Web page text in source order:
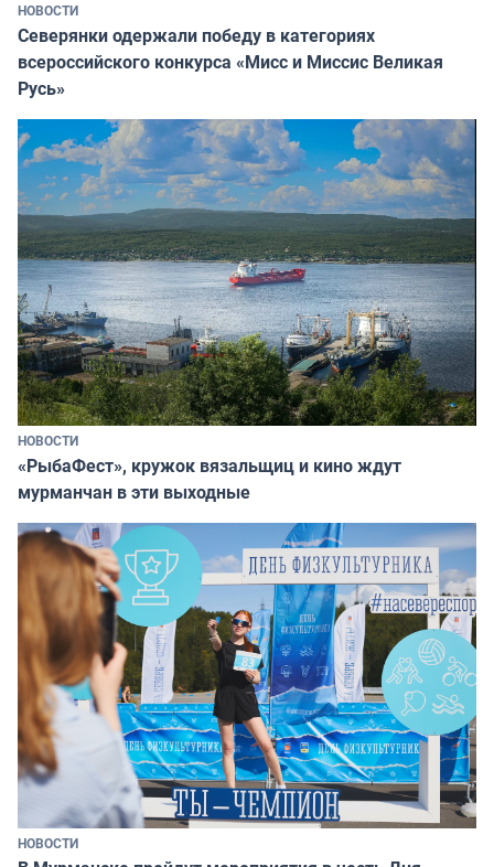
НОВОСТИ
Северянки одержали победу в категориях
всероссийского конкурса «Мисс и Миссис Великая
Русь»
НОВОСТИ
«РыбаФест», кружок вязальщиц и кино ждут
мурманчан в эти выходные
НОВОСТИ